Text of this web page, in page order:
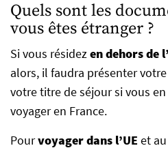
Quels sont les
vous êtes étranger ?
Si vous résidezen dehors de
alors, il faudra présenter
votre titre de séjour si vous
voyager en France.
Pourvoyager dans l’UE et